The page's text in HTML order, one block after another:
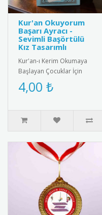
Kur'an Okuyorum
Başarı Ayracı -
Sevimli Başörtülü
Kız Tasarımlı
Kur'an-ı Kerim Okumaya
Başlayan Çocuklar İçin
Anlamlı Bir Hediye: Sevimli
Başörtülü Kız Tasarımlı Ku..
4,00 ₺